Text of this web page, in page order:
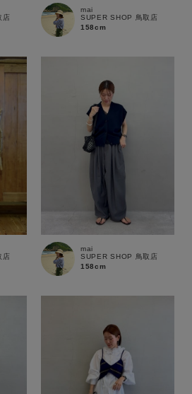
店
mai
SUPER SHOP 鳥取店
158cm
店
mai
SUPER SHOP 鳥取店
158cm